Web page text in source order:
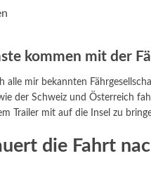
kommen mit der
alle mir bekannten
der Schweiz und Österreich
Trailer mit auf die Insel zu
die Fahrt